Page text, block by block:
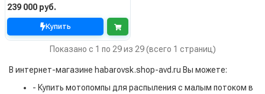
239 000 руб.
Купить
Показано с 1 по 29 из 29 (всего 1 страниц)
В интернет-магазине habarovsk.shop-avd.ru Вы можете:
- Купить мотопомпы для распыления с малым потоком в